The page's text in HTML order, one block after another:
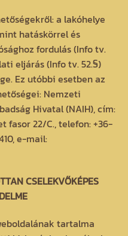
a lakóhelye
hatáskörrel és
fordulás (Info tv.
eljárás (Info tv. 52.§)
Ez utóbbi esetben az
Nemzeti
Hivatal (NAIH), cím:
fasor 22/C., telefon: +36-
e-mail:
CSELEKVŐKÉPES
tartalma